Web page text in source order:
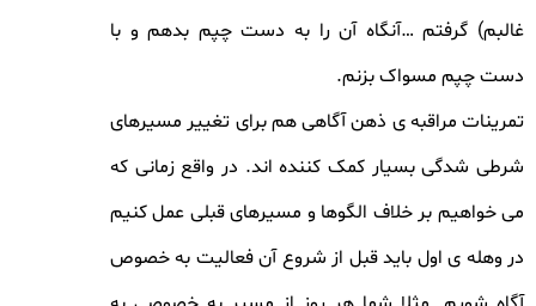
غالبم) گرفتم …آنگاه آن را به دست چپم بدهم و با
دست چپم مسواک بزنم.
تمرینات مراقبه ی ذهن آگاهی هم برای تغییر مسیرهای
شرطی شدگی بسیار کمک کننده اند. در واقع زمانی که
می خواهیم بر خلاف الگوها و مسیرهای قبلی عمل کنیم
در وهله ی اول باید قبل از شروع آن فعالیت به خصوص